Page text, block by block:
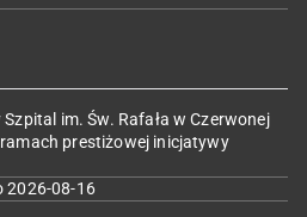
im. Św. Rafała w Czerwonej
prestiżowej inicjatywy
2026-08-16